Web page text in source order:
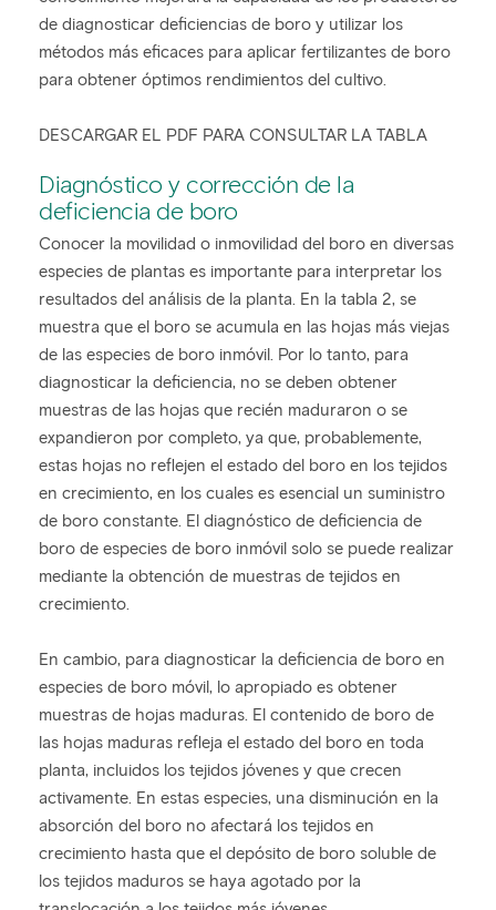
de diagnosticar deficiencias de boro y utilizar los
métodos más eficaces para aplicar fertilizantes de boro
para obtener óptimos rendimientos del cultivo.
DESCARGAR EL PDF PARA CONSULTAR LA TABLA
Diagnóstico y corrección de la
deficiencia de boro
Conocer la movilidad o inmovilidad del boro en diversas
especies de plantas es importante para interpretar los
resultados del análisis de la planta. En la tabla 2, se
muestra que el boro se acumula en las hojas más viejas
de las especies de boro inmóvil. Por lo tanto, para
diagnosticar la deficiencia, no se deben obtener
muestras de las hojas que recién maduraron o se
expandieron por completo, ya que, probablemente,
estas hojas no reflejen el estado del boro en los tejidos
en crecimiento, en los cuales es esencial un suministro
de boro constante. El diagnóstico de deficiencia de
boro de especies de boro inmóvil solo se puede realizar
mediante la obtención de muestras de tejidos en
crecimiento.
En cambio, para diagnosticar la deficiencia de boro en
especies de boro móvil, lo apropiado es obtener
muestras de hojas maduras. El contenido de boro de
las hojas maduras refleja el estado del boro en toda
planta, incluidos los tejidos jóvenes y que crecen
activamente. En estas especies, una disminución en la
absorción del boro no afectará los tejidos en
crecimiento hasta que el depósito de boro soluble de
los tejidos maduros se haya agotado por la